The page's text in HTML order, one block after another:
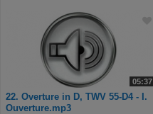
05:37
22. Overture in D, TWV 55-D4 - I.
Ouverture.mp3